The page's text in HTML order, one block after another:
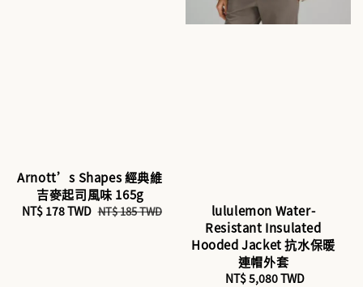
Arnott’s Shapes 經典維
吉麥起司風味 165g
Sale
NT$ 178 TWD Regular
NT$ 185 TWD
lululemon Water-
Resistant Insulated
Hooded Jacket 抗水保暖
連帽外套
Regular
NT$ 5,080 TWD